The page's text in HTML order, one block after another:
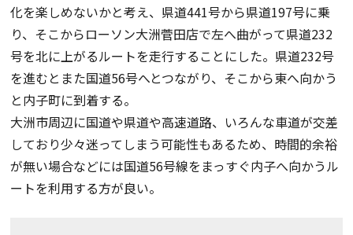
化を楽しめないかと考え、県道441号から県道197号に乗
り、そこからローソン大洲菅田店で左へ曲がって県道232
号を北に上がるルートを走行することにした。県道232号
を進むとまた国道56号へとつながり、そこから東へ向かう
と内子町に到着する。
大洲市周辺に国道や県道や高速道路、いろんな車道が交差
しており少々迷ってしまう可能性もあるため、時間的余裕
が無い場合などには国道56号線をまっすぐ内子へ向かうル
ートを利用する方が良い。